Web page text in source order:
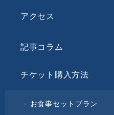
アクセス
記事コラム
チケット購入方法
お食事セットプラン